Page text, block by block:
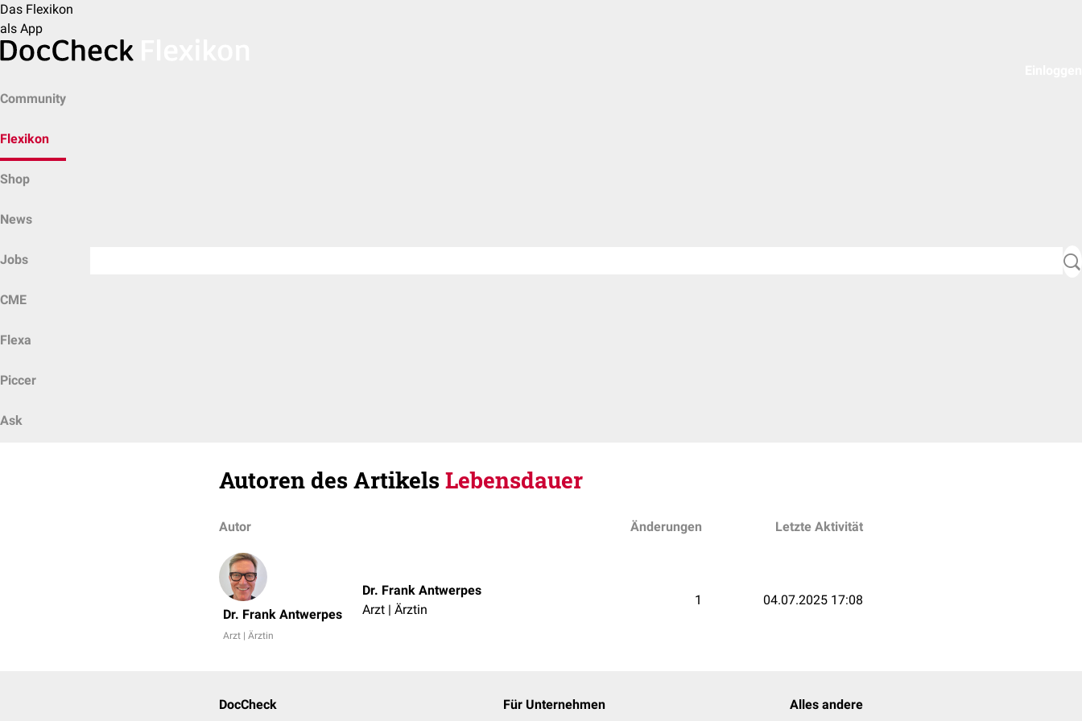
Das Flexikon
als App
Community
Flexikon
Shop
News
Jobs
CME
Flexa
Piccer
Ask
Autoren des ArtikelsLebensdauer
Autor Änderungen Letzte Aktivität
Dr. Frank Antwerpes
Arzt | Ärztin
Dr. Frank Antwerpes
Arzt | Ärztin
1 04.07.2025 17:08
DocCheck Für Unternehmen Alles andere